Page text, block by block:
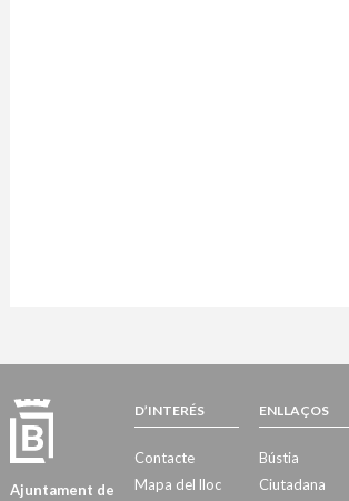
Ajuntament de
D’INTERÉS
Contacte
Mapa del lloc
ENLLAÇOS
Bústia
Ciutadana